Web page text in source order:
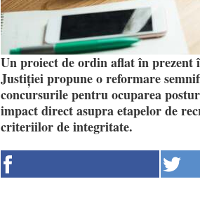
Un proiect de ordin aflat în
Justiției propune o reformare
concursurile pentru ocuparea
impact direct asupra etapelor de
criteriilor de integritate.